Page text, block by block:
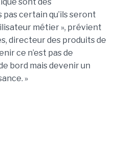
sont des
pas certain qu’ils seront
métier », prévient
directeur des produits de
ce n’est pas de
bord mais devenir un
»